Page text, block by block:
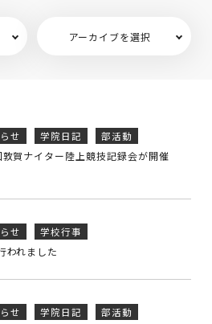
アーカイブを選択
せ 学院日記 部活動
賀ナイター陸上競技記録会が開催
せ 学校行事
われました
せ 学院日記 部活動